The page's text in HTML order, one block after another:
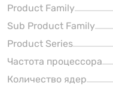
Product Family
Sub Product Family
Product Series
Частота процессора
Количество ядер